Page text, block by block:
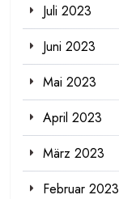
Juli 2023
Juni 2023
Mai 2023
April 2023
März 2023
Februar 2023